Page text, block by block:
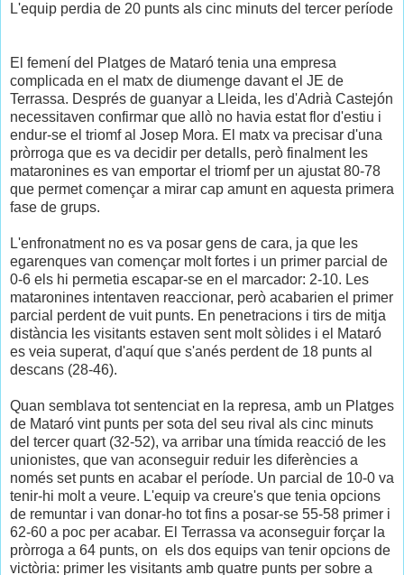
L'equip perdia de 20 punts als cinc minuts del tercer període
El femení del Platges de Mataró tenia una empresa
complicada en el matx de diumenge davant el JE de
Terrassa. Després de guanyar a Lleida, les d'Adrià Castejón
necessitaven confirmar que allò no havia estat flor d'estiu i
endur-se el triomf al Josep Mora. El matx va precisar d'una
pròrroga que es va decidir per detalls, però finalment les
mataronines es van emportar el triomf per un ajustat 80-78
que permet començar a mirar cap amunt en aquesta primera
fase de grups.
L'enfronatment no es va posar gens de cara, ja que les
egarenques van començar molt fortes i un primer parcial de
0-6 els hi permetia escapar-se en el marcador: 2-10. Les
mataronines intentaven reaccionar, però acabarien el primer
parcial perdent de vuit punts. En penetracions i tirs de mitja
distància les visitants estaven sent molt sòlides i el Mataró
es veia superat, d'aquí que s'anés perdent de 18 punts al
descans (28-46).
Quan semblava tot sentenciat en la represa, amb un Platges
de Mataró vint punts per sota del seu rival als cinc minuts
del tercer quart (32-52), va arribar una tímida reacció de les
unionistes, que van aconseguir reduir les diferències a
només set punts en acabar el període. Un parcial de 10-0 va
tenir-hi molt a veure. L'equip va creure's que tenia opcions
de remuntar i van donar-ho tot fins a posar-se 55-58 primer i
62-60 a poc per acabar. El Terrassa va aconseguir forçar la
pròrroga a 64 punts, on els dos equips van tenir opcions de
victòria: primer les visitants amb quatre punts per sobre a